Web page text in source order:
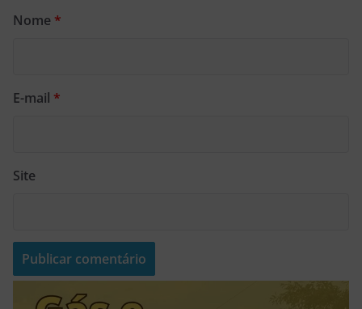
Nome *
E-mail *
Site